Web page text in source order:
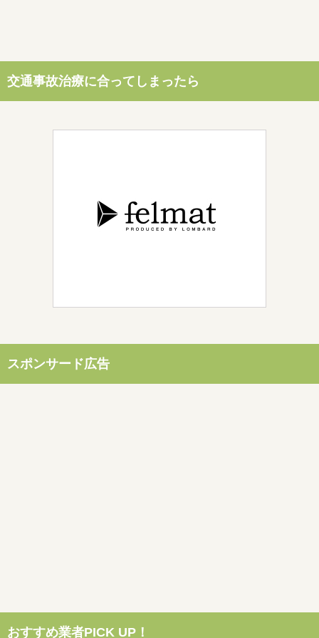
交通事故治療に合ってしまったら
スポンサード広告
おすすめ業者PICK UP！